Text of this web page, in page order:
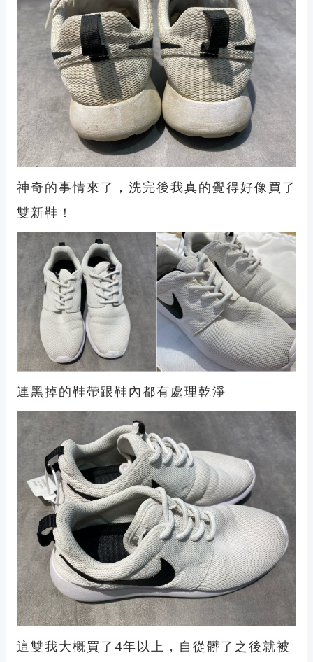
神奇的事情來了，洗完後我真的覺得好像買了
雙新鞋！
連黑掉的鞋帶跟鞋內都有處理乾淨
這雙我大概買了4年以上，自從髒了之後就被